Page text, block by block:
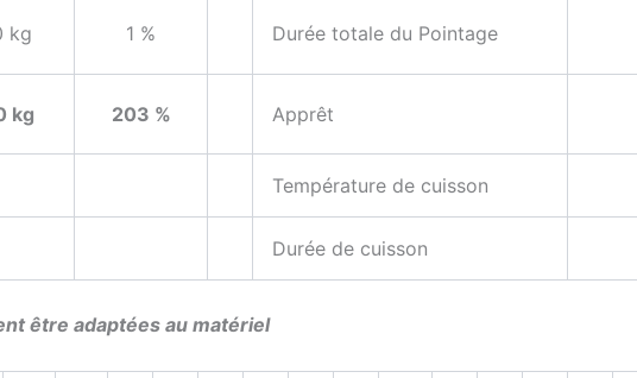
kg 1 % Durée totale du Pointage
kg 203 % Apprêt
Tem­pé­ra­ture de cuisson
Durée de cuisson
être adap­tées au matériel